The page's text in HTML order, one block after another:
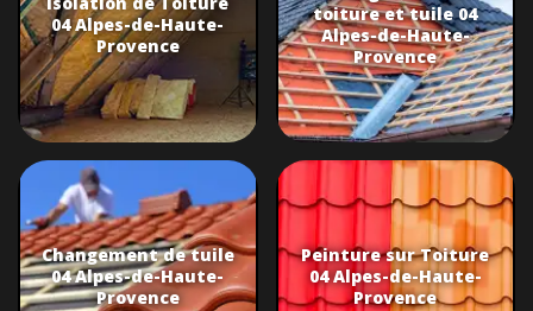
04 Alpes-de-Haute-
Provence
toiture et tuile 04
Alpes-de-Haute-
Provence
Changement de tuile
04 Alpes-de-Haute-
Provence
Peinture sur Toiture
04 Alpes-de-Haute-
Provence